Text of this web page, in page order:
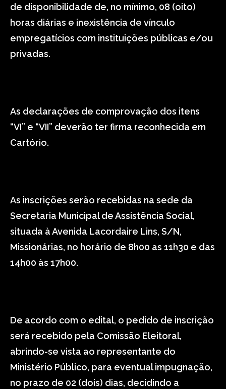
de disponibilidade de, no mínimo, 08 (oito)
horas diárias e inexistência de vínculo
empregatícios com instituições públicas e/ou
privadas.
As declarações de comprovação dos itens
“VI” e “VII” deverão ter firma reconhecida em
Cartório.
As inscrições serão recebidas na sede da
Secretaria Municipal de Assistência Social,
situada à Avenida Lacordaire Lins, S/N,
Missionárias, no horário de 8h00 as 11h30 e das
14h00 às 17h00.
De acordo com o edital, o pedido de inscrição
será recebido pela Comissão Eleitoral,
abrindo-se vista ao representante do
Ministério Público, para eventual impugnação,
no prazo de 02 (dois) dias, decidindo a